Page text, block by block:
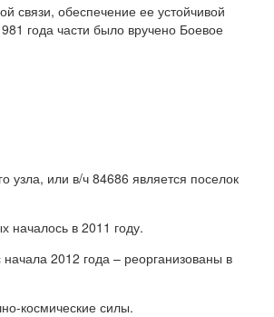
связи, обеспечение ее устойчивой
года части было вручено Боевое
узла, или в/ч 84686 является поселок
началось в 2011 году.
2012 года – реорганизованы в
космические силы.